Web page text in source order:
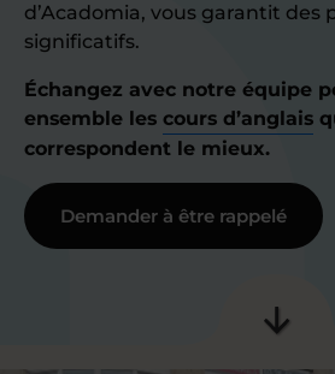
d’Acadomia, vous garantit des
significatifs.
Échangez avec notre équipe
ensemble les cours d’anglais
correspondent le mieux.
Demander à être rappelé